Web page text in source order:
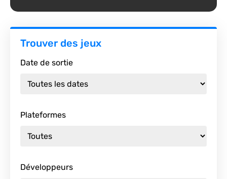
Trouver des jeux
Date de sortie
Plateformes
Développeurs